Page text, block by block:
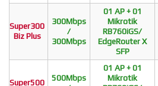
Super300
Biz Plus
300Mbps
/
300Mbps
01 AP + 01
Mikrotik
RB760iGS/
EdgeRouter X
SFP
Super500
500Mbps
01 AP + 01
Mikrotik